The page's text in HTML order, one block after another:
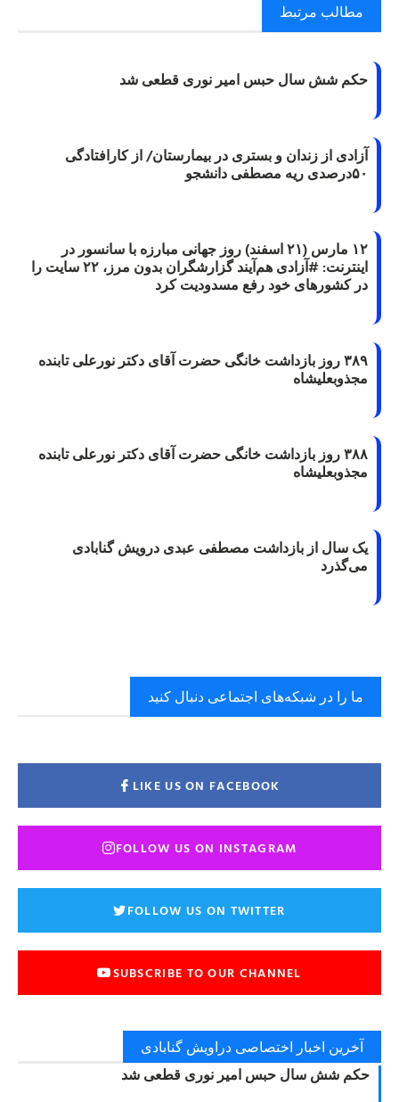
مطالب مرتبط
حکم شش سال حبس امیر نوری قطعی شد
آزادی از زندان و بستری در بیمارستان/ از کارافتادگی
۵۰درصدی ریه مصطفی دانشجو
۱۲ مارس (۲۱ اسفند) روز جهانی مبارزه با سانسور در
اینترنت: #آزادی هم‌آیند گزارشگران‌ بدون مرز، ۲۲ سایت را
در کشورهای خود رفع مسدودیت کرد
۳۸۹ روز بازداشت خانگی حضرت آقای دکتر نورعلی تابنده
مجذوبعلیشاه
۳۸۸ روز بازداشت خانگی حضرت آقای دکتر نورعلی تابنده
مجذوبعلیشاه
یک سال از بازداشت مصطفی عبدی درویش گنابادی
می‌گذرد
ما را در شبکه‌های اجتماعی دنبال کنید
LIKE US ON FACEBOOK
FOLLOW US ON INSTAGRAM
FOLLOW US ON TWITTER
SUBSCRIBE TO OUR CHANNEL
آخرین اخبار اختصاصی دراویش گنابادی
حکم شش سال حبس امیر نوری قطعی شد